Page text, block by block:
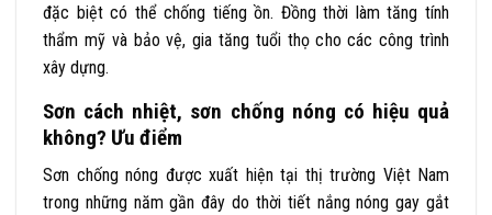
đặc biệt có thể chống tiếng ồn. Đồng thời làm tăng tính
thẩm mỹ và bảo vệ, gia tăng tuổi thọ cho các công trình
xây dựng.
Sơn cách nhiệt, sơn chống nóng có hiệu quả
không? Ưu điểm
Sơn chống nóng được xuất hiện tại thị trường Việt Nam
trong những năm gần đây do thời tiết nắng nóng gay gắt